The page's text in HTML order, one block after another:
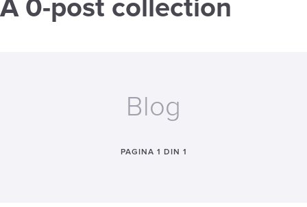
A 0-post collection
Blog
PAGINA 1 DIN 1